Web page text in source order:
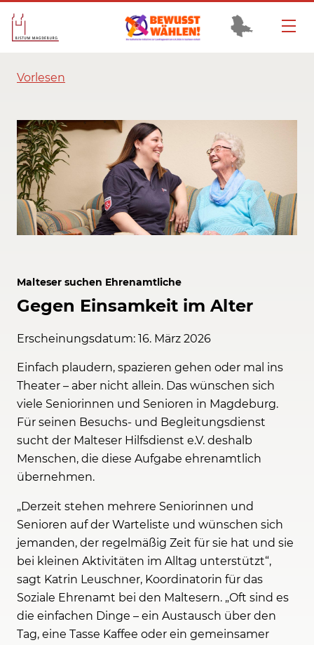
Vorlesen
Malteser suchen Ehrenamtliche
Gegen Einsamkeit im Alter
Erscheinungsdatum: 16. März 2026
Einfach plaudern, spazieren gehen oder mal ins
Theater – aber nicht allein. Das wünschen sich
viele Seniorinnen und Senioren in Magdeburg.
Für seinen Besuchs- und Begleitungsdienst
sucht der Malteser Hilfsdienst e.V. deshalb
Menschen, die diese Aufgabe ehrenamtlich
übernehmen.
„Derzeit stehen mehrere Seniorinnen und
Senioren auf der Warteliste und wünschen sich
jemanden, der regelmäßig Zeit für sie hat und sie
bei kleinen Aktivitäten im Alltag unterstützt“,
sagt Katrin Leuschner, Koordinatorin für das
Soziale Ehrenamt bei den Maltesern. „Oft sind es
die einfachen Dinge – ein Austausch über den
Tag, eine Tasse Kaffee oder ein gemeinsamer